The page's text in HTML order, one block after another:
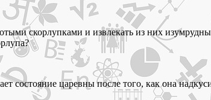
скорлупками и извлекать из них
царевны после того, как она